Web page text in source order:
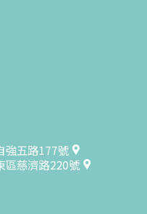
強五路177號
區慈濟路220號